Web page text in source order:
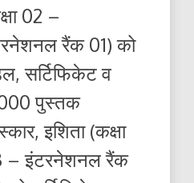
02 –
रैंक 01) को
सर्टिफिकेट व
पुस्तक
इशिता (कक्षा
– इंटरनेशनल रैंक